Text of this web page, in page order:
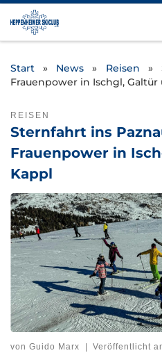
Zum Inhalt springen
Start » News » Reisen »
Frauenpower in Ischgl, Galtür
REISEN
Sternfahrt ins
Frauenpower in
Kappl
von Guido Marx | Veröffentlicht